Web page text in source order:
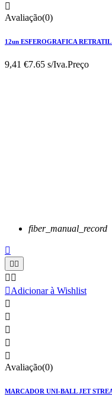

Avaliação(0)
12un ESFEROGRAFICA
9,41 €7.65 s/Iva.Preço
fiber_manual_record

 
 
Adicionar à Wishlist





Avaliação(0)
MARCADOR UNI-BALL JET